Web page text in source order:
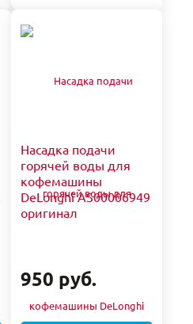
Насадка подачи
горячей воды для
кофемашины
DeLonghi AS00006949
оригинал
950 руб.